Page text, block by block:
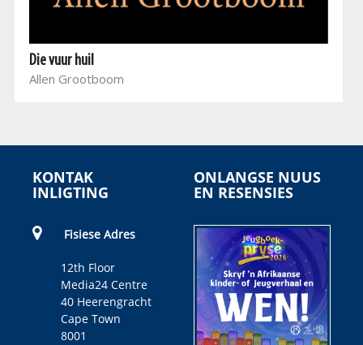
Die vuur huil
Allen Grootboom
KONTAK
INLIGTING
Fisiese Adres
12th Floor
Media24 Centre
40 Heerengracht
Cape Town
8001
ONLANGSE NUUS
EN RESENSIES